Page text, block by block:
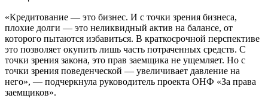
«Кредитование — это бизнес. И с точки зрения бизнеса,
плохие долги — это неликвидный актив на балансе, от
которого пытаются избавиться. В краткосрочной перспективе
это позволяет окупить лишь часть потраченных средств. С
точки зрения закона, это прав заемщика не ущемляет. Но с
точки зрения поведенческой — увеличивает давление на
него», — подчеркнула руководитель проекта ОНФ «За права
заемщиков».